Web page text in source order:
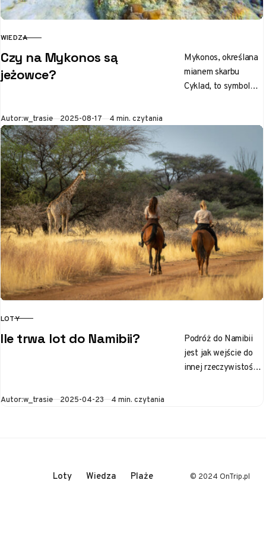
KATEGORIA
WIEDZA
Czy na Mykonos są
jeżowce?
Mykonos, określana
mianem skarbu
Cyklad, to symbol
również znana z
imprez. Ale…
Autor:w_trasie Opublikowano
2025-08-17 4 min. czytania
KATEGORIA
LOTY
Ile trwa lot do Namibii?
Podróż do Namibii
jest jak wejście do
innej rzeczywistości,
Autor:w_trasie Opublikowano
2025-04-23 4 min. czytania
Loty Wiedza Plaże © 2024 OnTrip.pl